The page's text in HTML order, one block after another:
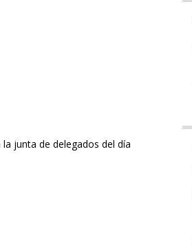
junta de delegados del día